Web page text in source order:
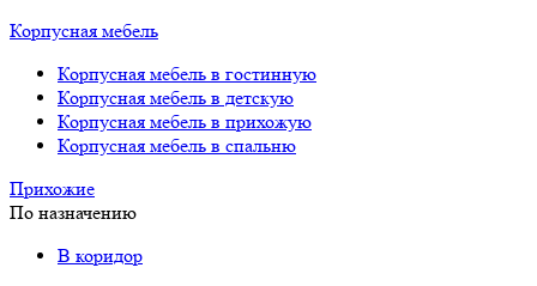
Корпусная мебель
Корпусная мебель в гостинную
Корпусная мебель в детскую
Корпусная мебель в прихожую
Корпусная мебель в спальню
Прихожие
По назначению
В коридор